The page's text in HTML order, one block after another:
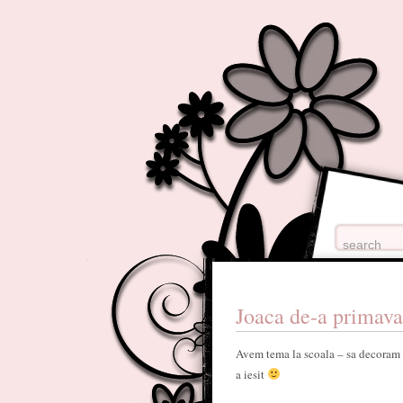
Joaca de-a
Avem tema la scoala – sa
a iesit